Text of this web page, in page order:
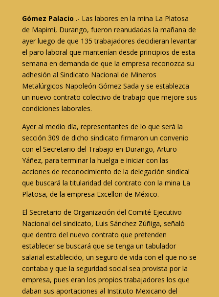
Gómez Palacio .- Las labores en la mina La Platosa
de Mapimí, Durango, fueron reanudadas la mañana de
ayer luego de que 135 trabajadores decidieran levantar
el paro laboral que mantenían desde principios de esta
semana en demanda de que la empresa reconozca su
adhesión al Sindicato Nacional de Mineros
Metalúrgicos Napoleón Gómez Sada y se establezca
un nuevo contrato colectivo de trabajo que mejore sus
condiciones laborales.
Ayer al medio día, representantes de lo que será la
sección 309 de dicho sindicato firmaron un convenio
con el Secretario del Trabajo en Durango, Arturo
Yáñez, para terminar la huelga e iniciar con las
acciones de reconocimiento de la delegación sindical
que buscará la titularidad del contrato con la mina La
Platosa, de la empresa Excellon de México.
El Secretario de Organización del Comité Ejecutivo
Nacional del sindicato, Luis Sánchez Zúñiga, señaló
que dentro del nuevo contrato que pretenden
establecer se buscará que se tenga un tabulador
salarial establecido, un seguro de vida con el que no se
contaba y que la seguridad social sea provista por la
empresa, pues eran los propios trabajadores los que
daban sus aportaciones al Instituto Mexicano del